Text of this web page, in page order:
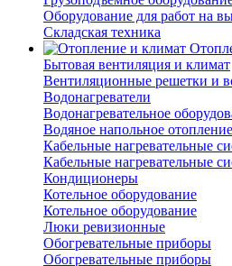
Оборудование для работ на
Складская техника
Бытовая вентиляция и климат
Вентиляционные решетки и
Водонагреватели
Водонагревательное
Водяное напольное отопление
Кабельные нагревательные
Кабельные нагревательные
Кондиционеры
Котельное оборудование
Котельное оборудование
Люки ревизионные
Обогревательные приборы
Обогревательные приборы